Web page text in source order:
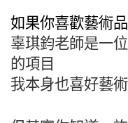
如果你喜歡藝術
辜琪鈞老師是一
的項目
我本身也喜好藝